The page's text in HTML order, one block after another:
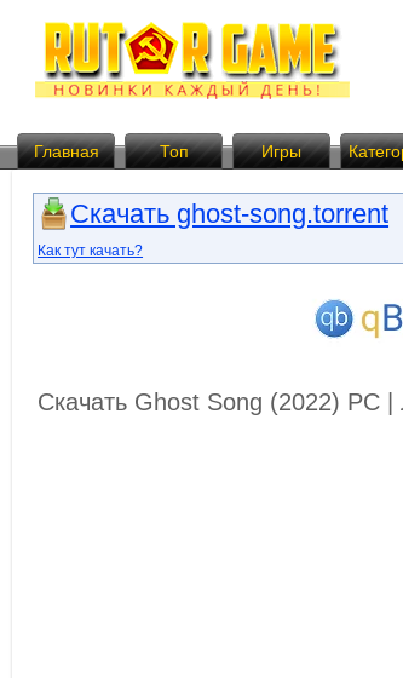
Главная Топ Игры
Скачать ghost-song.torrent
Как тут качать?
Скачать Ghost Song (2022) PC